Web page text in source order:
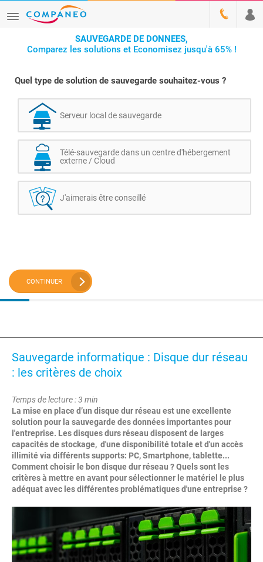
SAUVEGARDE DE DONNEES,
Comparez les solutions et Economisez jusqu'à 65% !
Quel type de solution de sauvegarde souhaitez-vous ?
Serveur local de sauvegarde
Télé-sauvegarde dans un centre d'hébergement
externe / Cloud
J'aimerais être conseillé
CONTINUER
Sauvegarde informatique : Disque dur réseau
: les critères de choix
Temps de lecture : 3 min
La mise en place d’un disque dur réseau est une excellente
solution pour la sauvegarde des données importantes pour
l'entreprise. Les disques durs réseau disposent de larges
capacités de stockage, d'une disponibilité totale et d'un accès
illimité via différents supports: PC, Smartphone, tablette...
Comment choisir le bon disque dur réseau ? Quels sont les
critères à mettre en avant pour sélectionner le matériel le plus
adéquat avec les différentes problématiques d'une entreprise ?